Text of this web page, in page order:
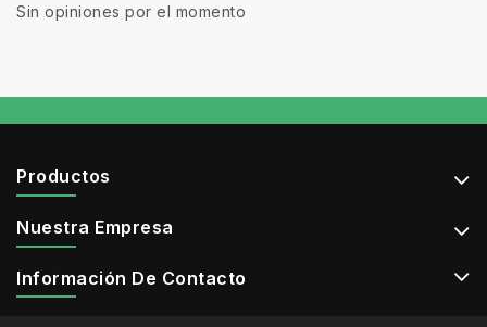
Sin opiniones por el momento
Productos
Nuestra Empresa
Información De Contacto